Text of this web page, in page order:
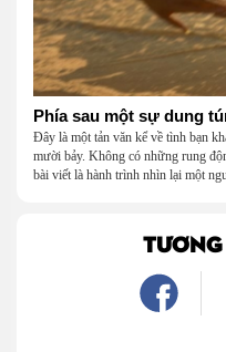
Phía sau một sự dung
Đây là một tản văn kể về tình bạn
mười bảy. Không có những rung
bài viết là hành trình nhìn lại một
là một mối tình, mà là một người